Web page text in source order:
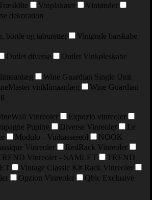
Vinplakater
Vintønder
dekoration
borde og taburetter
Vintønde barskabe
Outlet diverse
Outlet Vinkøleskabe
Wine Guardian Single Unit
vinklimaanlæg
Wine Guardian
Vinreoler
Expozio vinreoler
Pupitre Diverse Vinreoler
Le
Modulo - Vinkassereol
NOOK
Vinreoler
RedRack Vinreoler
Vinreoler - SAMLET
TREND
Vintage Classic Kit Rack Vinreoler
Opzion Vinreoler
Qbic Exclusive